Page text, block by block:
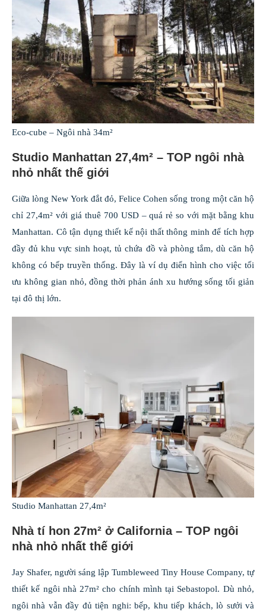
Eco-cube – Ngôi nhà 34m²
Studio Manhattan 27,4m² – TOP ngôi nhà
nhỏ nhất thế giới
Giữa lòng New York đắt đỏ, Felice Cohen sống trong một căn hộ
chỉ 27,4m² với giá thuê 700 USD – quá rẻ so với mặt bằng khu
Manhattan. Cô tận dụng thiết kế nội thất thông minh để tích hợp
đầy đủ khu vực sinh hoạt, tủ chứa đồ và phòng tắm, dù căn hộ
không có bếp truyền thống. Đây là ví dụ điển hình cho việc tối
ưu không gian nhỏ, đồng thời phản ánh xu hướng sống tối giản
tại đô thị lớn.
Studio Manhattan 27,4m²
Nhà tí hon 27m² ở California – TOP ngôi
nhà nhỏ nhất thế giới
Jay Shafer, người sáng lập Tumbleweed Tiny House Company, tự
thiết kế ngôi nhà 27m² cho chính mình tại Sebastopol. Dù nhỏ,
ngôi nhà vẫn đầy đủ tiện nghi: bếp, khu tiếp khách, lò sưởi và